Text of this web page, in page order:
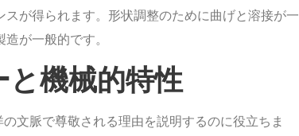
が得られます。形状調整のために曲げと溶接が一
が一般的です。
機械的特性
文脈で尊敬される理由を説明するのに役立ちま